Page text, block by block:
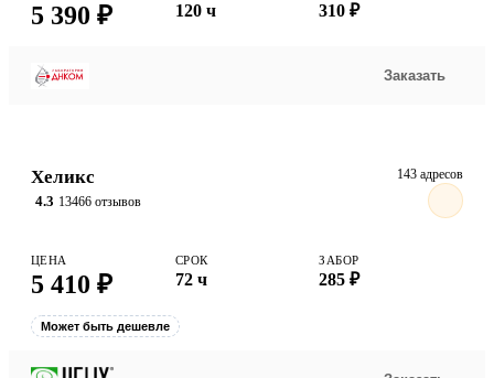
5 390 ₽ 120 ч 310 ₽
Заказать
Хеликс
4.3 13466 отзывов
143 адресов
ЦЕНА
5 410 ₽
СРОК
72 ч
ЗАБОР
285 ₽
Может быть дешевле